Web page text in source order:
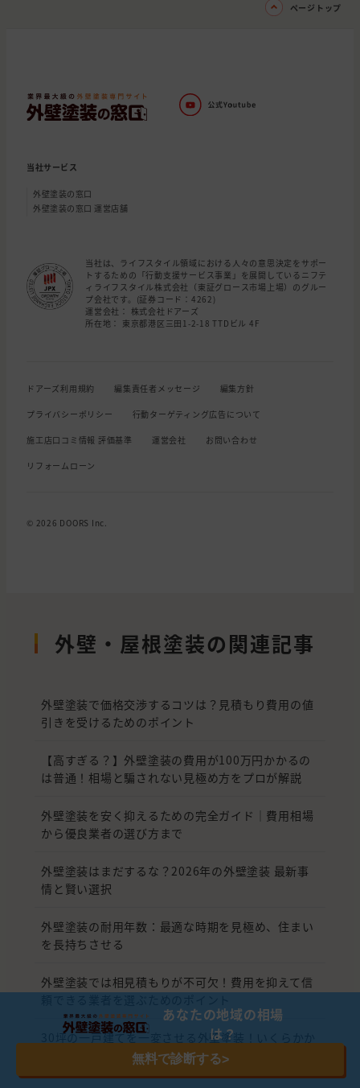
ページトップ
当社サービス
外壁塗装の窓口
外壁塗装の窓口 運営店舗
当社は、ライフスタイル領域における人々の意思決定をサポー
トするための「行動支援サービス事業」を展開しているニフテ
ィライフスタイル株式会社（東証グロース市場上場）のグルー
プ会社です。(証券コード：4262)
運営会社： 株式会社ドアーズ
所在地： 東京都港区三田1-2-18 TTDビル 4F
ドアーズ利用規約 編集責任者メッセージ 編集方針
プライバシーポリシー 行動ターゲティング広告について
施工店口コミ情報 評価基準 運営会社 お問い合わせ
リフォームローン
© 2026 DOORS Inc.
外壁・屋根塗装の関連記事
外壁塗装で価格交渉するコツは？見積もり費用の値
引きを受けるためのポイント
【高すぎる？】外壁塗装の費用が100万円かかるの
は普通！相場と騙されない見極め方をプロが解説
外壁塗装を安く抑えるための完全ガイド｜費用相場
から優良業者の選び方まで
外壁塗装はまだするな？2026年の外壁塗装 最新事
情と賢い選択
外壁塗装の耐用年数：最適な時期を見極め、住まい
を長持ちさせる
外壁塗装では相見積もりが不可欠！費用を抑えて信
30坪の一戸建てを一変させる外壁塗装！いくらかか
る？相場から計算式、安く抑える秘訣まで徹底解剖
あなたの地域の相場
は？
無料で診断する>